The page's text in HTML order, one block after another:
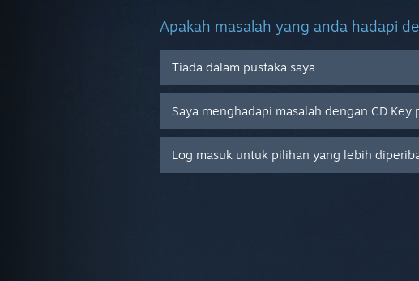
Apakah masalah yang anda hadapi
Tiada dalam pustaka saya
Saya menghadapi masalah dengan CD Key
Log masuk untuk pilihan yang lebih